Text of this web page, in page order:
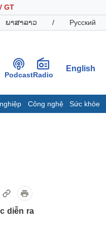
GT
ພາສາລາວ / Русский
PodcastRadio
English
Công nghệ Sức khỏe
Doanh nghiệp
diễn ra